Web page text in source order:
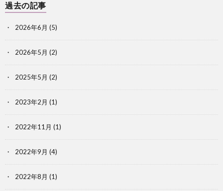
過去の記事
2026年6月 (5)
2026年5月 (2)
2025年5月 (2)
2023年2月 (1)
2022年11月 (1)
2022年9月 (4)
2022年8月 (1)